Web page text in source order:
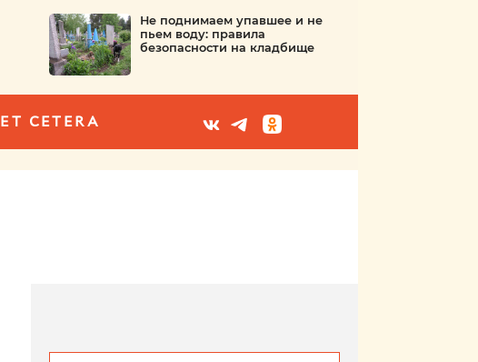
Не поднимаем упавшее и не
пьем воду: правила
безопасности на кладбище
ET CETERA